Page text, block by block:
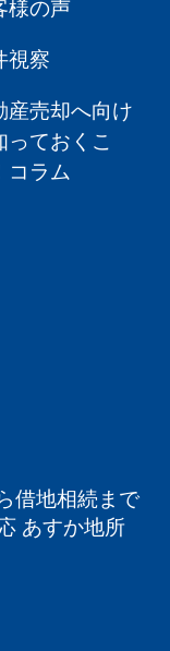
様の声
視察
産売却へ向け
っておくこ
コラム
借地相続まで
あすか地所